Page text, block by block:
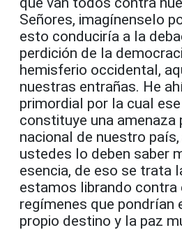
Señores, imagínenselo
esto conduciría a la
perdición de la
hemisferio occidental,
nuestras entrañas. He
primordial por la cual
constituye una amenaza
nacional de nuestro
ustedes lo deben saber
esencia, de eso se trata
estamos librando contra
regímenes que pondrían
propio destino y la paz